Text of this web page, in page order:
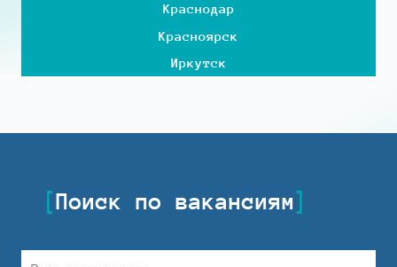
Краснодар
Красноярск
Иркутск
Поиск по вакансиям